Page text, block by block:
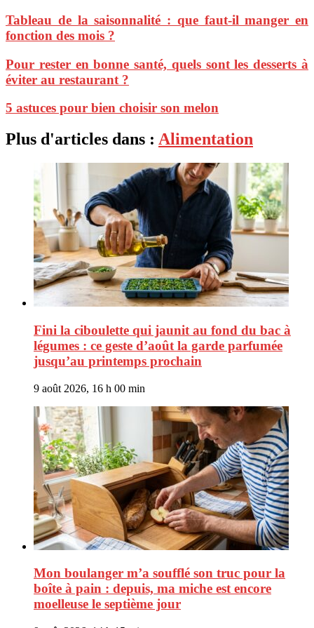
Tableau de la saisonnalité : que faut-il manger en
fonction des mois ?
Pour rester en bonne santé, quels sont les desserts à
éviter au restaurant ?
5 astuces pour bien choisir son melon
Plus d'articles dans : Alimentation
Fini la ciboulette qui jaunit au fond du bac à
légumes : ce geste d’août la garde parfumée
jusqu’au printemps prochain
9 août 2026, 16 h 00 min
Mon boulanger m’a soufflé son truc pour la
boîte à pain : depuis, ma miche est encore
moelleuse le septième jour